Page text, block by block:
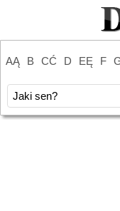
AĄ B CĆ D EĘ F